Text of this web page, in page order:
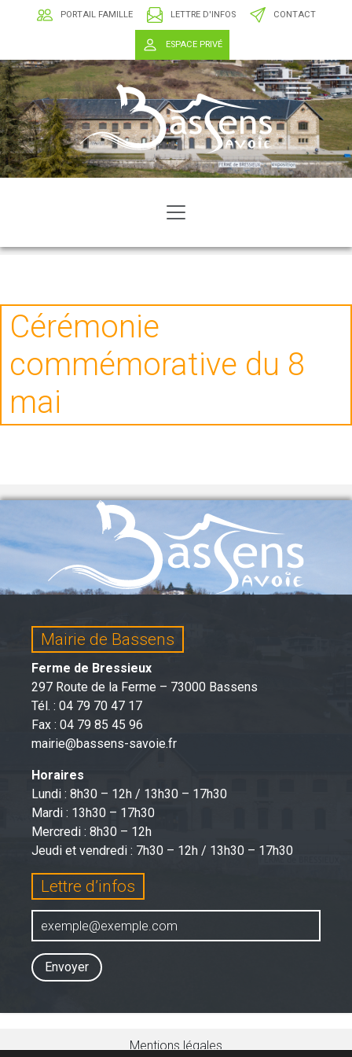
PORTAIL FAMILLE LETTRE D'INFOS CONTACT
ESPACE PRIVÉ
Cérémonie
commémorative du 8
mai
Mairie de Bassens
Ferme de Bressieux
297 Route de la Ferme – 73000 Bassens
Tél. : 04 79 70 47 17
Fax : 04 79 85 45 96
mairie@bassens-savoie.fr
Horaires
Lundi : 8h30 – 12h / 13h30 – 17h30
Mardi : 13h30 – 17h30
Mercredi : 8h30 – 12h
Jeudi et vendredi : 7h30 – 12h / 13h30 – 17h30
Lettre d’infos
Envoyer
Mentions légales